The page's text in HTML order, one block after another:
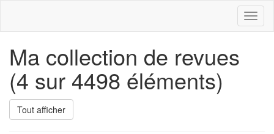
Ma collection de revues
(4 sur 4498 éléments)
Tout afficher